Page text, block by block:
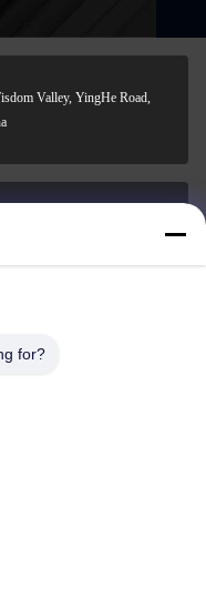
Valley, YingHe Road,
for?